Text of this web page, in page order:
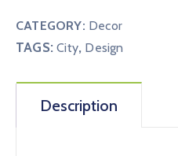
CATEGORY: Decor
TAGS:City, Design
Description